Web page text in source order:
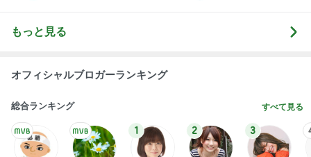
もっと見る
オフィシャルブロガーランキング
総合ランキング すべて見る
1 2 3